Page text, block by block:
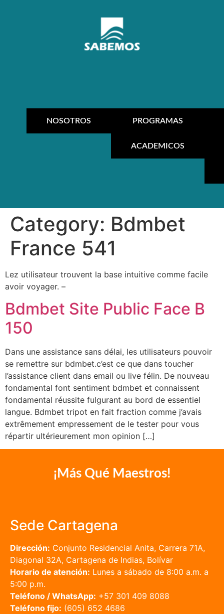
NOSOTROS PROGRAMAS
ACADEMICOS
Category: Bdmbet
France 541
Lez utilisateur trouvent la base intuitive comme facile
avoir voyager. –
Bdmbet Site Public Face B
150
Dans une assistance sans délai, les utilisateurs pouvoir
se remettre sur bdmbet.c’est ce que dans toucher
l’assistance client dans email ou live félin. De nouveau
fondamental font sentiment bdmbet et connaissent
fondamental réussite fulgurant au bord de essentiel
langue. Bdmbet tripot en fait fraction comme j’avais
extrêmement empressement de le tester pour vous
répartir ultérieurement mon opinion […]
¡Más Qué Maestros!
Sede Cartagena
Dirección: Conjunto Residencial Anita, Carrera 71A,
Diagonal 32A, Cartagena de Indias, Bolívar
Horario de atención: Lunes a sábado de 8:00 a.m. a
5:00 p.m.
Teléfono / WhatsApp: +57 301 409 8088
Teléfono fijo: (605) 652 4686